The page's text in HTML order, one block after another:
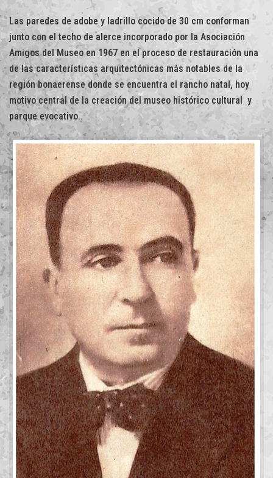
Las paredes de adobe y ladrillo cocido de 30 cm conforman
junto con el techo de alerce incorporado por la Asociación
Amigos del Museo en 1967 en el proceso de restauración una
de las características arquitectónicas más notables de la
región bonaerense donde se encuentra el rancho natal, hoy
motivo central de la creación del museo histórico cultural y
parque evocativo..